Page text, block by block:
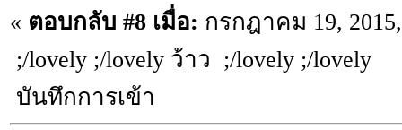
« ตอบกลับ #8 เมื่อ: กรกฎาคม 19,
;/lovely ;/lovely ว้าว ;/lovely ;/lovely
บันทึกการเข้า